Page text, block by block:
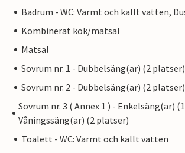
Badrum - WC: Varmt och kallt vatten,
Kombinerat kök/matsal
Matsal
Sovrum nr. 1 - Dubbelsäng(ar) (2 platser)
Sovrum nr. 2 - Dubbelsäng(ar) (2 platser)
Sovrum nr. 3 ( Annex 1 ) - Enkelsäng(ar)
Våningssäng(ar) (2 platser)
Toalett - WC: Varmt och kallt vatten